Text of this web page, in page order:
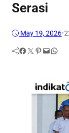
Serasi
May 19, 2026•
Facebook Twitter Pinterest Mail WhatsApp